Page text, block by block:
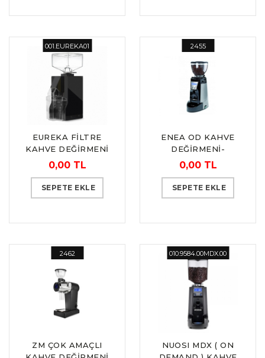
001.EUREKA01
EUREKA FİLTRE
KAHVE DEĞİRMENİ
0,00 TL
SEPETE EKLE
2455
ENEA OD KAHVE
DEĞİRMENİ-
OTOMATİK “LA
CIMBALI“
0,00 TL
SEPETE EKLE
2462
ZM ÇOK AMAÇLI
010.9584.00MDX.00
NUOSI MDX ( ON